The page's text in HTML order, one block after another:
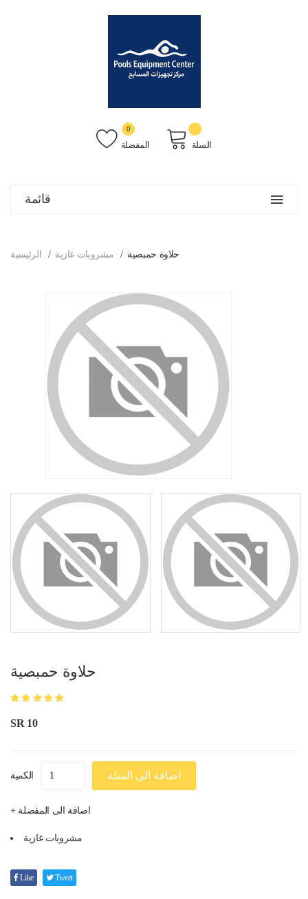
المفضلة
0
السلة
قائمة
الرئيسية مشروبات غازية حلاوة حمبصية
حلاوة حمبصية
SR 10
الكمية اضافة الى السلة
+ اضافة الى المفضلة
مشروبات غازية
Like Tweet